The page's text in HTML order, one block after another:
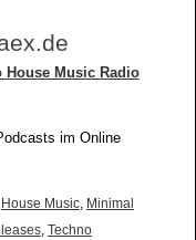
House Music Radio
im Online
House Music, Minimal
, Techno